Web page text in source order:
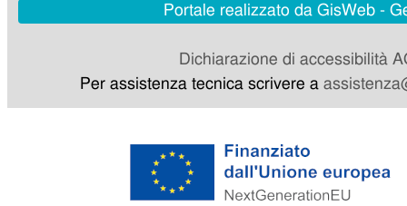
Portale realizzato da GisWeb -
Dichiarazione di accessibilità
Per assistenza tecnica scrivere a